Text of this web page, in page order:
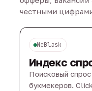
честными
NeBlask
Индекс
Поисковый
букмекеров.